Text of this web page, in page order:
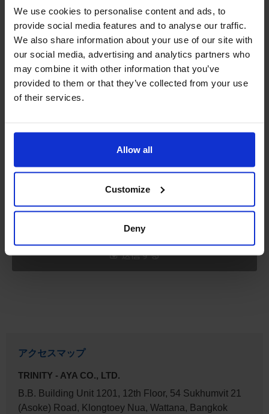
We use cookies to personalise content and ads, to
provide social media features and to analyse our traffic.
We also share information about your use of our site with
our social media, advertising and analytics partners who
may combine it with other information that you’ve
provided to them or that they’ve collected from your use
of their services.
Allow all
Customize
Deny
SNS
友人の紹介
アクセスマップ
TRINITY - AYA CO., LTD.
B.B. Building Unit 1201, 12th Floor, 54 Sukhumvit 21
(Asoke) Road, Klongtoey Nua, Wattana, Bangkok